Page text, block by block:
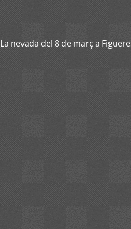
La nevada del 8 de març a